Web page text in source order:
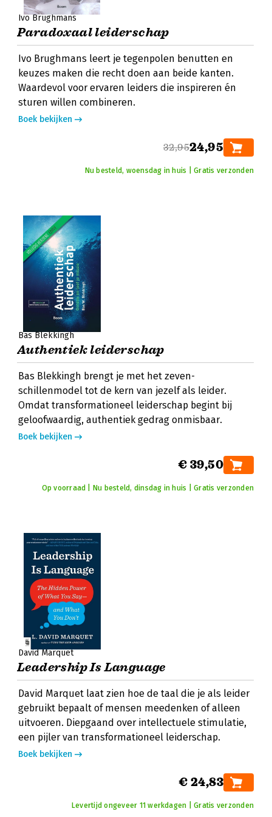
Ivo Brughmans
Paradoxaal leiderschap
Ivo Brughmans leert je tegenpolen benutten en
keuzes maken die recht doen aan beide kanten.
Waardevol voor ervaren leiders die inspireren én
sturen willen combineren.
Boek bekijken
32,9524,95
Nu besteld, woensdag in huis | Gratis verzonden
Bas Blekkingh
Authentiek leiderschap
Bas Blekkingh brengt je met het zeven-
schillenmodel tot de kern van jezelf als leider.
Omdat transformationeel leiderschap begint bij
geloofwaardig, authentiek gedrag onmisbaar.
Boek bekijken
€ 39,50
Op voorraad | Nu besteld, dinsdag in huis | Gratis verzonden
David Marquet
Leadership Is Language
David Marquet laat zien hoe de taal die je als leider
gebruikt bepaalt of mensen meedenken of alleen
uitvoeren. Diepgaand over intellectuele stimulatie,
een pijler van transformationeel leiderschap.
Boek bekijken
€ 24,83
Levertijd ongeveer 11 werkdagen | Gratis verzonden